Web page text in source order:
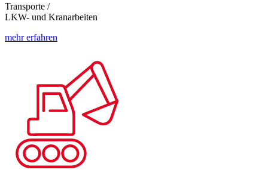
Transporte /
LKW- und Kranarbeiten
mehr erfahren